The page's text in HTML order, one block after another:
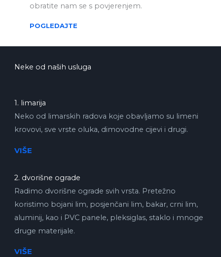
obratite nam se s povjerenjem.
POGLEDAJTE
Neke od naših usluga
1. limarija
Neko od limarskih radova koje obavljamo su limeni
krovovi, sve vrste oluka, dimovodne cijevi i drugi.
VIŠE
2. dvorišne ograde
Radimo dvorišne ograde svih vrsta. Pretežno
koristimo bojani lim, posjenčani lim, bakar, crni lim,
aluminij, kao i PVC panele, pleksiglas, staklo i mnoge
druge materijale.
VIŠE